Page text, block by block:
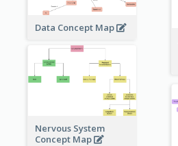
Data Concept Map
Nervous System
Concept Map